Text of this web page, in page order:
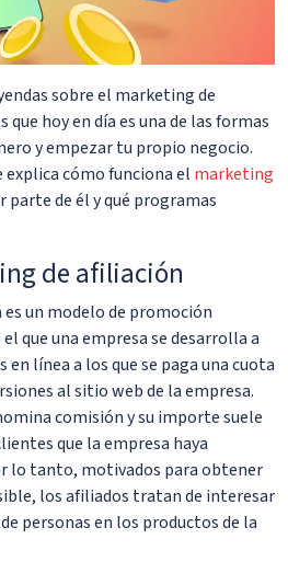
sobre el marketing de
hoy en día es una de las formas
y empezar tu propio negocio.
cómo funciona el marketing
de él y qué programas
de afiliación
un modelo de promoción
que una empresa se desarrolla a
en línea a los que se paga una cuota
al sitio web de la empresa.
comisión y su importe suele
que la empresa haya
lo tanto, motivados para obtener
los afiliados tratan de interesar
personas en los productos de la